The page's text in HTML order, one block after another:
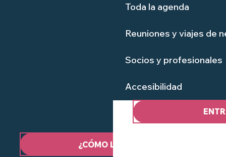
Toda la agenda
Reuniones y viajes de
Socios y profesionales
Accesibilidad
¿CÓMO LLEGAR?